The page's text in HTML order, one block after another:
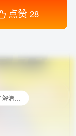
点赞 28
知识！